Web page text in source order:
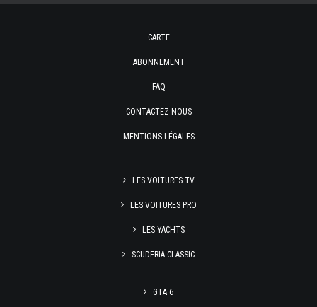
CARTE
ABONNEMENT
FAQ
CONTACTEZ-NOUS
MENTIONS LÉGALES
LES VOITURES TV
LES VOITURES PRO
LES YACHTS
SCUDERIA CLASSIC
GTA 6